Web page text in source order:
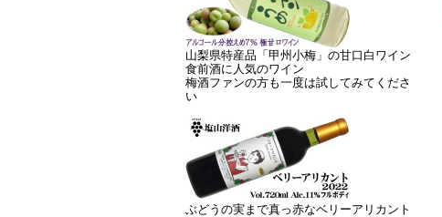
山梨県特産品「甲州小梅」の甘口白ワイン
食前酒に人気のワイン
梅酒ファンの方も一度は試してみてくださ
い
ぶどうの実まで真っ赤なベリーアリカント